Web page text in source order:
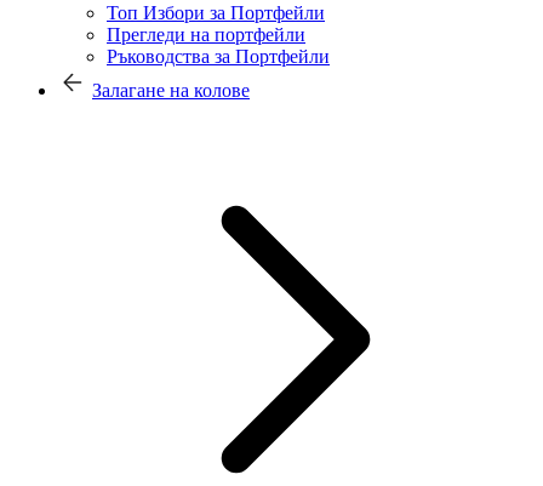
Топ Избори за Портфейли
Прегледи на портфейли
Ръководства за Портфейли
Залагане на колове